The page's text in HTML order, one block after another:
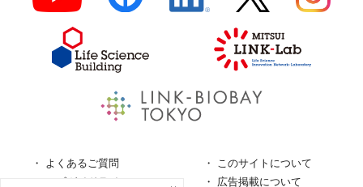
よくあるご質問
このサイトについて
ロゴガイドライン
広告掲載について